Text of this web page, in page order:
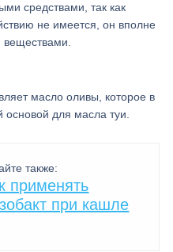
средствами, так как
не имеется, он вполне
веществами.
масло оливы, которое в
основой для масла туи.
также:
применять
при кашле